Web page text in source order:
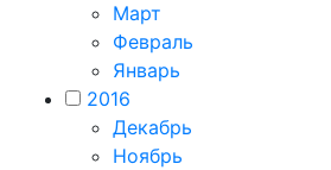
Март
Февраль
Январь
2016
Декабрь
Ноябрь